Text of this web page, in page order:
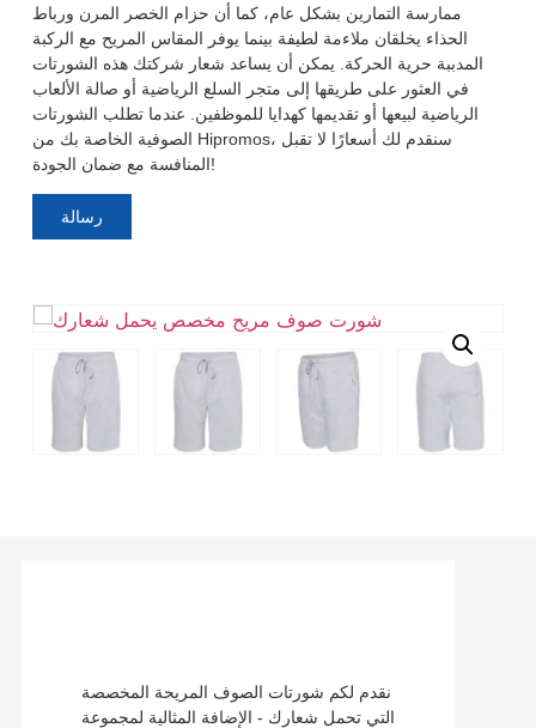
ممارسة التمارين بشكل عام، كما أن حزام الخصر المرن ورباط
الحذاء يخلقان ملاءمة لطيفة بينما يوفر المقاس المريح مع الركبة
المدببة حرية الحركة. يمكن أن يساعد شعار شركتك هذه الشورتات
في العثور على طريقها إلى متجر السلع الرياضية أو صالة الألعاب
الرياضية لبيعها أو تقديمها كهدايا للموظفين. عندما تطلب الشورتات
الصوفية الخاصة بك من Hipromos، سنقدم لك أسعارًا لا تقبل
المنافسة مع ضمان الجودة!
رسالة
نقدم لكم شورتات الصوف المريحة المخصصة
التي تحمل شعارك - الإضافة المثالية لمجموعة